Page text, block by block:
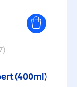
(400ml)